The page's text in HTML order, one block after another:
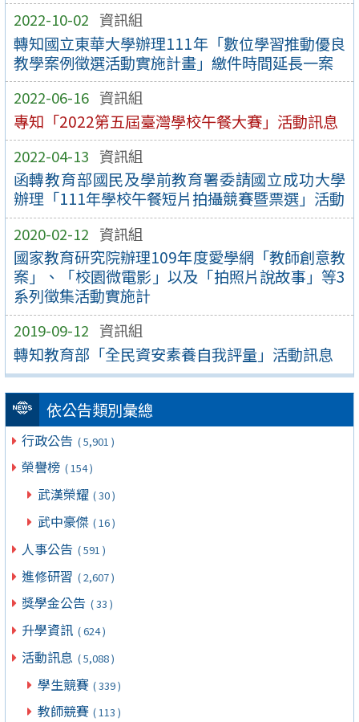
2022-10-02 資訊組
轉知國立東華大學辦理111年「數位學習推動優良
教學案例徵選活動實施計畫」繳件時間延長一案
2022-06-16 資訊組
專知「2022第五屆臺灣學校午餐大賽」活動訊息
2022-04-13 資訊組
函轉教育部國民及學前教育署委請國立成功大學
辦理「111年學校午餐短片拍攝競賽暨票選」活動
2020-02-12 資訊組
國家教育研究院辦理109年度愛學網「教師創意教
案」、「校園微電影」以及「拍照片說故事」等3
系列徵集活動實施計
2019-09-12 資訊組
轉知教育部「全民資安素養自我評量」活動訊息
依公告類別彙總
行政公告 ( 5,901 )
榮譽榜 ( 154 )
武漢榮耀 ( 30 )
武中豪傑 ( 16 )
人事公告 ( 591 )
進修研習 ( 2,607 )
獎學金公告 ( 33 )
升學資訊 ( 624 )
活動訊息 ( 5,088 )
學生競賽 ( 339 )
教師競賽 ( 113 )